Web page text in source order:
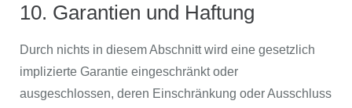
10. Garantien und Haftung
Durch nichts in diesem Abschnitt wird eine gesetzlich
implizierte Garantie eingeschränkt oder
ausgeschlossen, deren Einschränkung oder Ausschluss